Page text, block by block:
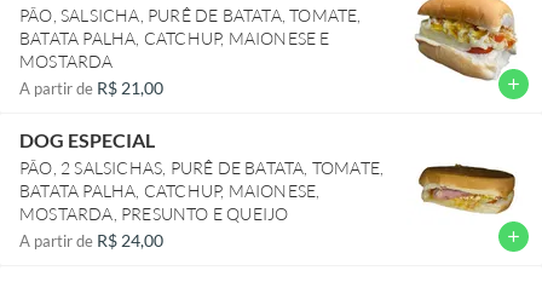
PÃO, SALSICHA, PURÊ DE BATATA, TOMATE,
BATATA PALHA, CATCHUP, MAIONESE E
MOSTARDA
A partir de R$ 21,00 add
DOG ESPECIAL
PÃO, 2 SALSICHAS, PURÊ DE BATATA, TOMATE,
BATATA PALHA, CATCHUP, MAIONESE,
MOSTARDA, PRESUNTO E QUEIJO
A partir de R$ 24,00 add